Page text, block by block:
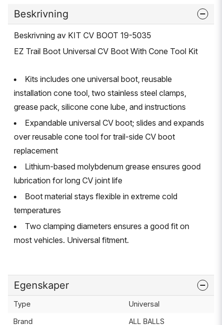
Beskrivning
Beskrivning av KIT CV BOOT 19-5035
EZ Trail Boot Universal CV Boot With Cone Tool Kit
Kits includes one universal boot, reusable
installation cone tool, two stainless steel clamps,
grease pack, silicone cone lube, and instructions
Expandable universal CV boot; slides and expands
over reusable cone tool for trail-side CV boot
replacement
Lithium-based molybdenum grease ensures good
lubrication for long CV joint life
Boot material stays flexible in extreme cold
temperatures
Two clamping diameters ensures a good fit on
most vehicles. Universal fitment.
Egenskaper
Type Universal
Brand ALL BALLS